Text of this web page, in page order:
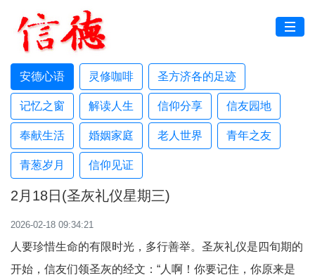
安德心语 灵修咖啡 圣方济各的足迹
记忆之窗 解读人生 信仰分享 信友园地
奉献生活 婚姻家庭 老人世界 青年之友
青葱岁月 信仰见证
2月18日(圣灰礼仪星期三)
2026-02-18 09:34:21
人要珍惜生命的有限时光，多行善举。圣灰礼仪是四旬期的
开始，信友们领圣灰的经文：“人啊！你要记住，你原来是